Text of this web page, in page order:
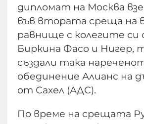
дипломат на Москва
във втората среща на
равнище с колегите си
Биркина Фасо и Нигер,
създали така
обединение Алианс на
от Сахел (АДС).
По време на срещата